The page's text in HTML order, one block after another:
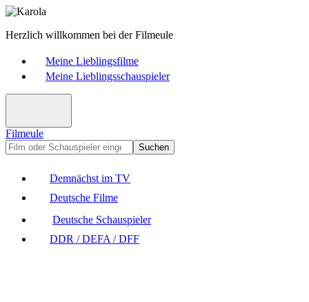
Herzlich willkommen bei der Filmeule
Meine Lieblingsfilme
Meine Lieblingsschauspieler
Filmeule
Suchen
Demnächst im TV
Deutsche Filme
Deutsche Schauspieler
DDR / DEFA / DFF